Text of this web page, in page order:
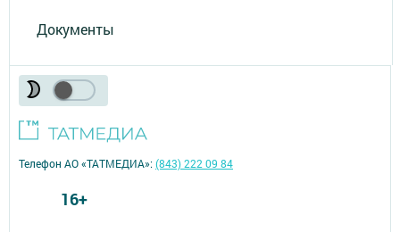
Документы
Телефон АО «ТАТМЕДИА»:(843) 222 09 84
16+